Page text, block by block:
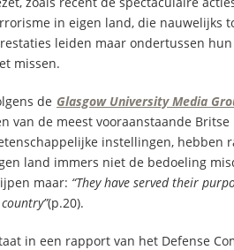
in eigen land, die nauwelijks
leiden maar ondertussen
missen.
de Glasgow University Media
van de meest vooraanstaande Britse
instellingen, hebben
land immers niet de bedoeling
maar: “They have served their
(p.20).
in een rapport van het Defense